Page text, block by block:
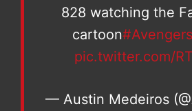
828 watching the
cartoon
pic.twitter.com/
— Austin Medeiros